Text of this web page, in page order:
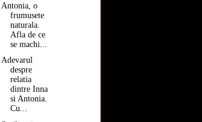
Antonia, o
frumusete
naturala.
Afla de ce
se machi...
Adevarul
despre
relatia
dintre Inna
si Antonia.
Cu...